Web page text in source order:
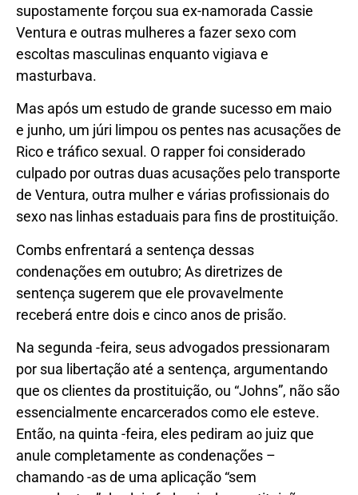
supostamente forçou sua ex-namorada Cassie
Ventura e outras mulheres a fazer sexo com
escoltas masculinas enquanto vigiava e
masturbava.
Mas após um estudo de grande sucesso em maio
e junho, um júri limpou os pentes nas acusações de
Rico e tráfico sexual. O rapper foi considerado
culpado por outras duas acusações pelo transporte
de Ventura, outra mulher e várias profissionais do
sexo nas linhas estaduais para fins de prostituição.
Combs enfrentará a sentença dessas
condenações em outubro; As diretrizes de
sentença sugerem que ele provavelmente
receberá entre dois e cinco anos de prisão.
Na segunda -feira, seus advogados pressionaram
por sua libertação até a sentença, argumentando
que os clientes da prostituição, ou “Johns”, não são
essencialmente encarcerados como ele esteve.
Então, na quinta -feira, eles pediram ao juiz que
anule completamente as condenações –
chamando -as de uma aplicação “sem